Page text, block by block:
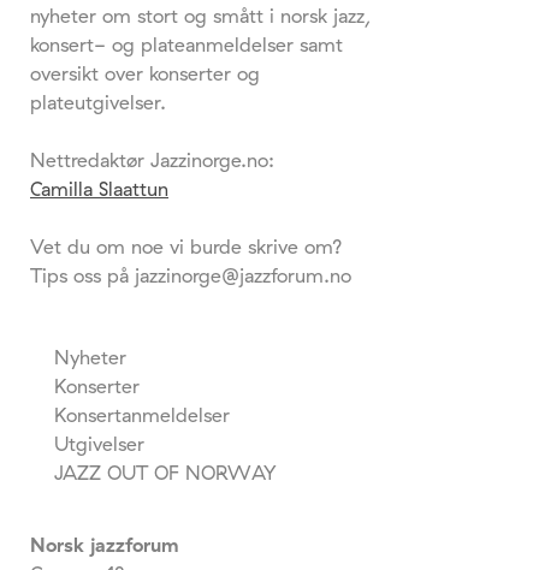
nyheter om stort og smått i norsk jazz,
konsert- og plateanmeldelser samt
oversikt over konserter og
plateutgivelser.
Nettredaktør Jazzinorge.no:
Camilla Slaattun
Vet du om noe vi burde skrive om?
Tips oss på jazzinorge@jazzforum.no
Nyheter
Konserter
Konsertanmeldelser
Utgivelser
JAZZ OUT OF NORWAY
Norsk jazzforum